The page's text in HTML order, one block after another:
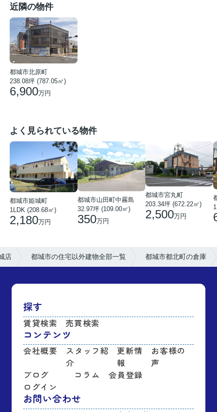
近隣の物件
都城市北原町
238.08坪 (787.05㎡)
6,900万円
よく見られている物件
都城市姫城町
1LDK (208.68㎡)
2,180万円
都城市山田町中霧島
32.97坪 (109.00㎡)
350万円
都城市宮丸町
203.34坪 (672.22㎡)
2,500万円
店 都城市の住宅以外建物全部一覧 都城市都北町の倉庫
探す
賃貸検索 売買検索
コンテンツ
会社概要
スタッフ紹
介
更新情
報
お客様の
声
ブログ
コラム
会員登録
ログイン
お問い合わせ